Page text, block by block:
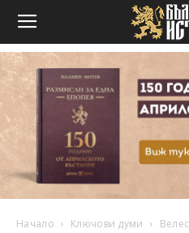
Начало Ключови думи Велес